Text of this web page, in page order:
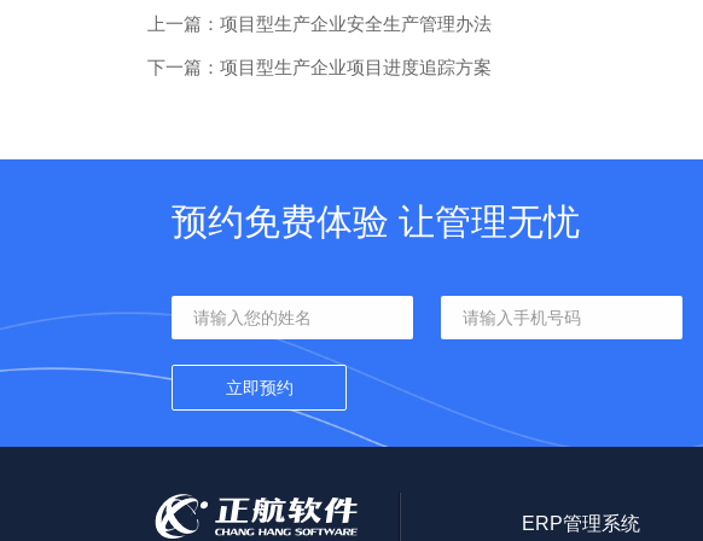
上一篇：项目型生产企业安全生产管理办法
下一篇：项目型生产企业项目进度追踪方案
预约免费体验 让管理无忧
ERP管理系统